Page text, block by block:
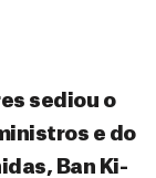
sediou o
e do
Ban Ki-